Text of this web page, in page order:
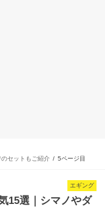
セットもご紹介
5ページ目
エギング
15選｜シマノやダ